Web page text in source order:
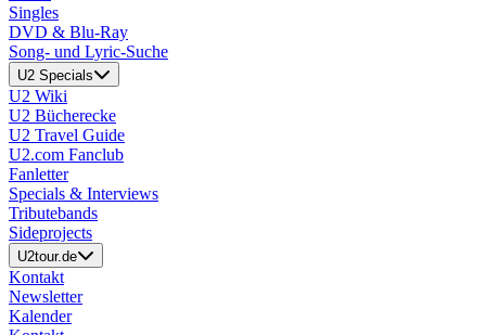
Singles
DVD & Blu-Ray
Song- und Lyric-Suche
U2 Specials
U2 Wiki
U2 Bücherecke
U2 Travel Guide
U2.com Fanclub
Fanletter
Specials & Interviews
Tributebands
Sideprojects
U2tour.de
Kontakt
Newsletter
Kalender